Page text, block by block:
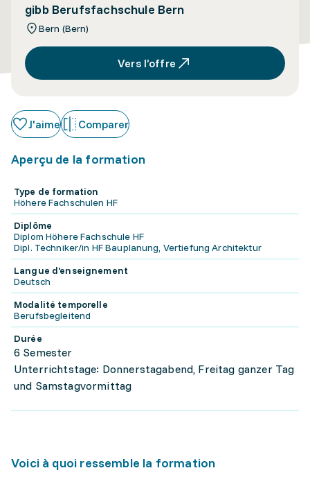
gibb Berufsfachschule Bern
Bern (Bern)
Vers l’offre
J'aime Comparer
Aperçu de la formation
Type de formation
Höhere Fachschulen HF
Diplôme
Diplom Höhere Fachschule HF
Dipl. Techniker/in HF Bauplanung, Vertiefung Architektur
Langue d'enseignement
Deutsch
Modalité temporelle
Berufsbegleitend
Durée
6 Semester
Unterrichtstage: Donnerstagabend, Freitag ganzer Tag
und Samstagvormittag
Voici à quoi ressemble la formation